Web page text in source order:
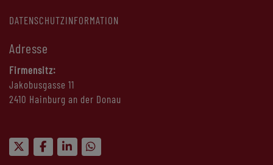
DATENSCHUTZINFORMATION
Adresse
Firmensitz:
Jakobusgasse 11
2410 Hainburg an der Donau